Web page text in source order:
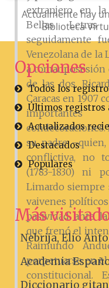
extranjero en la
Bellas
seguidamente
Venezolana de la
a tomar
de las dos.
Caracas en 1907
condecoraciones.
su padre
conflictiva, no
(1783-1830) ni
Limardo siempre
vaivenes
pasividad ante
que frenó el
Raimundo
perpetuarse en
constitucional.
Actualmente hay
Biblioteca
Opciones
Todos los
Últimos registros
Actualizados
Destacados
Populares
Más
Nebrija, Elio
Academia
Diccionario